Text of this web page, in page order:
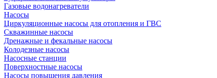
Газовые водонагреватели
Насосы
Циркуляционные насосы для отопления и ГВС
Скважинные насосы
Дренажные и фекальные насосы
Колодезные насосы
Насосные станции
Поверхностные насосы
Насосы повышения давления